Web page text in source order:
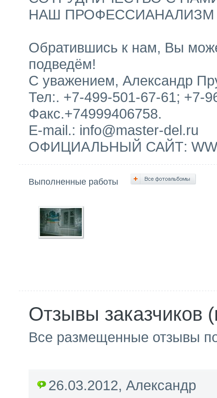
НАШ ПРОФЕССИАНАЛИЗМ
Обратившись к нам, Вы
подведём!
С уважением, Александр
Тел:. +7-499-501-67-61; +7-
Факс.+74999406758.
Е-mail.: info@master-del.ru
ОФИЦИАЛЬНЫЙ САЙТ:
Выполненные работы
Отзывы заказчиков
Все размещенные отзывы
26.03.2012, Александр